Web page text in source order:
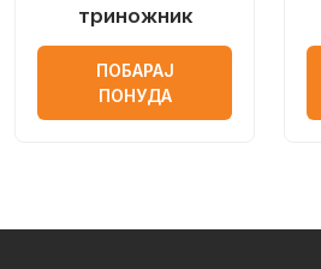
триножник
ПОБАРАЈ
ПОНУДА